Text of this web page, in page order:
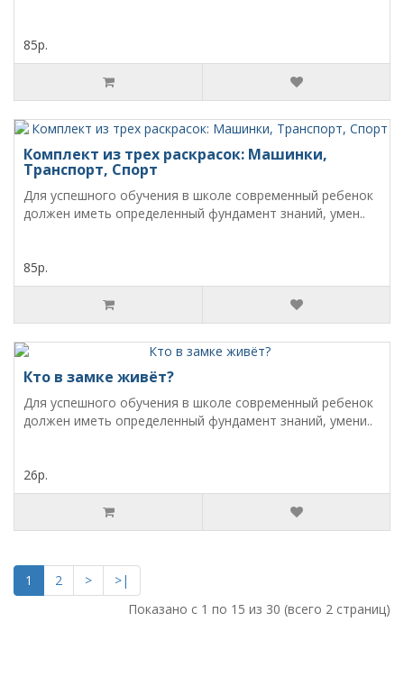
85р.
Комплект из трех раскрасок: Машинки,
Транспорт, Спорт
Для успешного обучения в школе современный ребенок
должен иметь определенный фундамент знаний, умен..
85р.
Кто в замке живёт?
Для успешного обучения в школе современный ребенок
должен иметь определенный фундамент знаний, умени..
26р.
1 2 >
>|
Показано с 1 по 15 из 30 (всего 2 страниц)